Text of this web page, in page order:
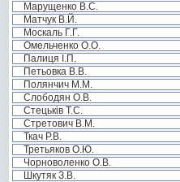
Марущенко В.С.
Матчук В.Й.
Москаль Г.Г.
Омельченко О.О.
Палиця І.П.
Петьовка В.В.
Полянчич М.М.
Слободян О.В.
Стецьків Т.С.
Стретович В.М.
Ткач Р.В.
Третьяков О.Ю.
Чорноволенко О.В.
Шкутяк З.В.